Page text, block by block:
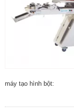
máy tạo hình bột: